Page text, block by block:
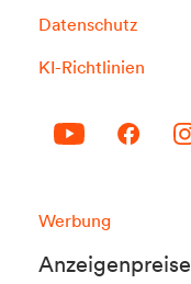
Datenschutz
KI-Richtlinien
Werbung
Anzeigenpreise